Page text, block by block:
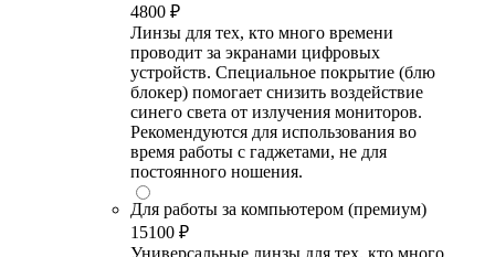
4800 ₽
Линзы для тех, кто много времени
проводит за экранами цифровых
устройств. Специальное покрытие (блю
блокер) помогает снизить воздействие
синего света от излучения мониторов.
Рекомендуются для использования во
время работы с гаджетами, не для
постоянного ношения.
Для работы за компьютером (премиум)
15100 ₽
Универсальные линзы для тех, кто много